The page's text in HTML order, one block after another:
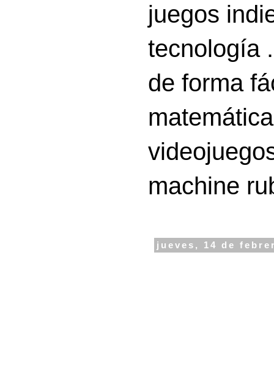
juegos
tecnología
de forma
machine
jueves, 14 de